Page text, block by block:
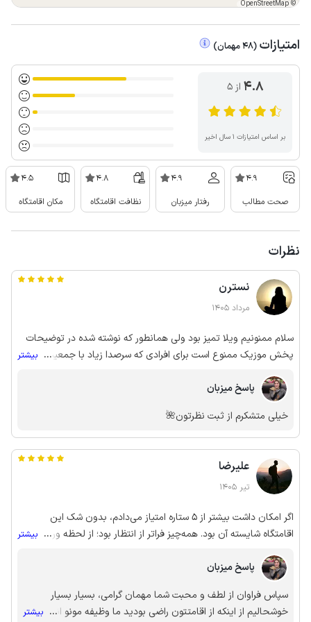
©
OpenStreetMap
امتیازات (
48مهمان)
4.8 از ۵
بر اساس امتیازات ۱ سال اخیر
4.9
صحت مطالب
4.9
رفتار میزبان
4.8
نظافت اقامتگاه
4.5
مکان اقامتگاه
نظرات
نسترن
مرداد 1405
سلام ممنونیم ویلا تمیز بود ولی همانطور که نوشته شده در توضیحات
پخش موزیک ممنوع است برای افرادی که سرصدا زیاد با جمعیت زیاد
... بیشتر
پاسخ میزبان
خیلی متشکرم از ثبت نظرتون🌺
علیرضا
تیر 1405
اگر امکان داشت بیشتر از 5 ستاره امتیاز می‌دادم، بدون شک این
اقامتگاه شایسته آن بود. همه‌چیز فراتر از انتظار بود؛ از لحظه ورود،
صاحب‌خانه واقعا انسانی بافرهنگ، باشعور، بااخلاق و بامعرفت هستند
و مهمان‌نوازی‌شان مثال‌زدنی است. خود اقامتگاه بسیار تمیز، آرام و
دلنشین بود، اما نقطه قوت اصلی آن منظره بی‌نظیر و نفس‌گیرش است؛
ویویی که واقعا پایان ندارد و آدم ساعت‌ها محو تماشایش می‌شود.
... بیشتر
پاسخ میزبان
سپاس فراوان از لطف و محبت شما مهمان گرامی، بسیار بسیار
خوشحالیم از اینکه از اقامتتون راضی بودید ما وظیفه مونو انجام
... بیشتر